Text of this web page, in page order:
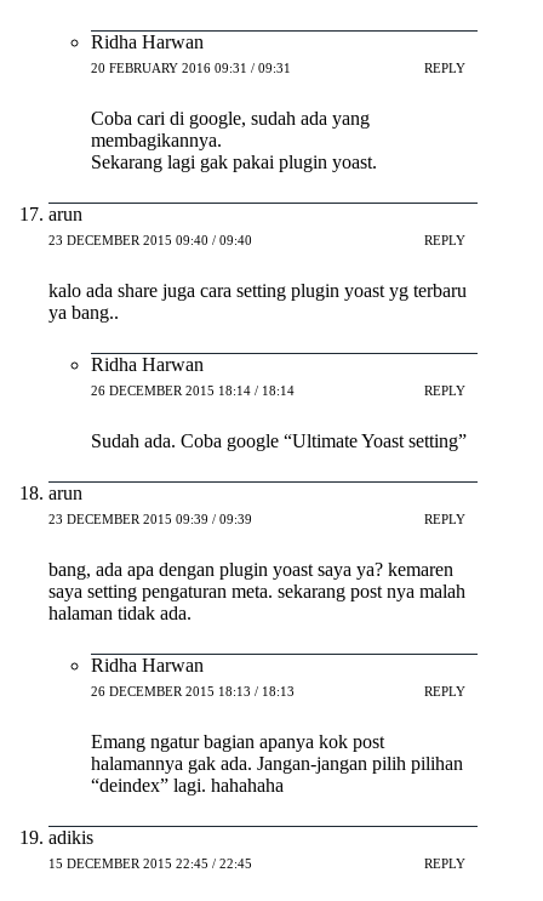
Ridha Harwan
20 FEBRUARY 2016 09:31 / 09:31 REPLY
Coba cari di google, sudah ada yang
membagikannya.
Sekarang lagi gak pakai plugin yoast.
arun
23 DECEMBER 2015 09:40 / 09:40 REPLY
kalo ada share juga cara setting plugin yoast yg terbaru
ya bang..
Ridha Harwan
26 DECEMBER 2015 18:14 / 18:14 REPLY
Sudah ada. Coba google “Ultimate Yoast setting”
arun
23 DECEMBER 2015 09:39 / 09:39 REPLY
bang, ada apa dengan plugin yoast saya ya? kemaren
saya setting pengaturan meta. sekarang post nya malah
halaman tidak ada.
Ridha Harwan
26 DECEMBER 2015 18:13 / 18:13 REPLY
Emang ngatur bagian apanya kok post
halamannya gak ada. Jangan-jangan pilih pilihan
“deindex” lagi. hahahaha
adikis
15 DECEMBER 2015 22:45 / 22:45 REPLY